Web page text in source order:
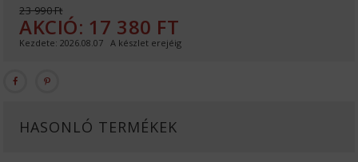
23 990Ft
AKCIÓ: 17 380 FT
Kezdete:2026.08.07 A készlet erejéig
HASONLÓ TERMÉKEK